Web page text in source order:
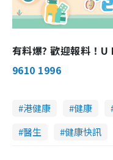
有料爆? 歡迎報料！
9610 1996
港健康 健康
醫生
健康快訊